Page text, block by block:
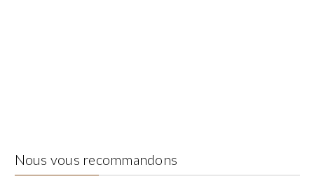
Nous vous recommandons